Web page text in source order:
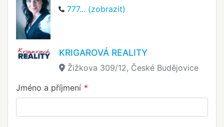
777... (zobrazit)
KRIGAROVÁ REALITY
Žižkova 309/12, České Budějovice
Jméno a příjmení